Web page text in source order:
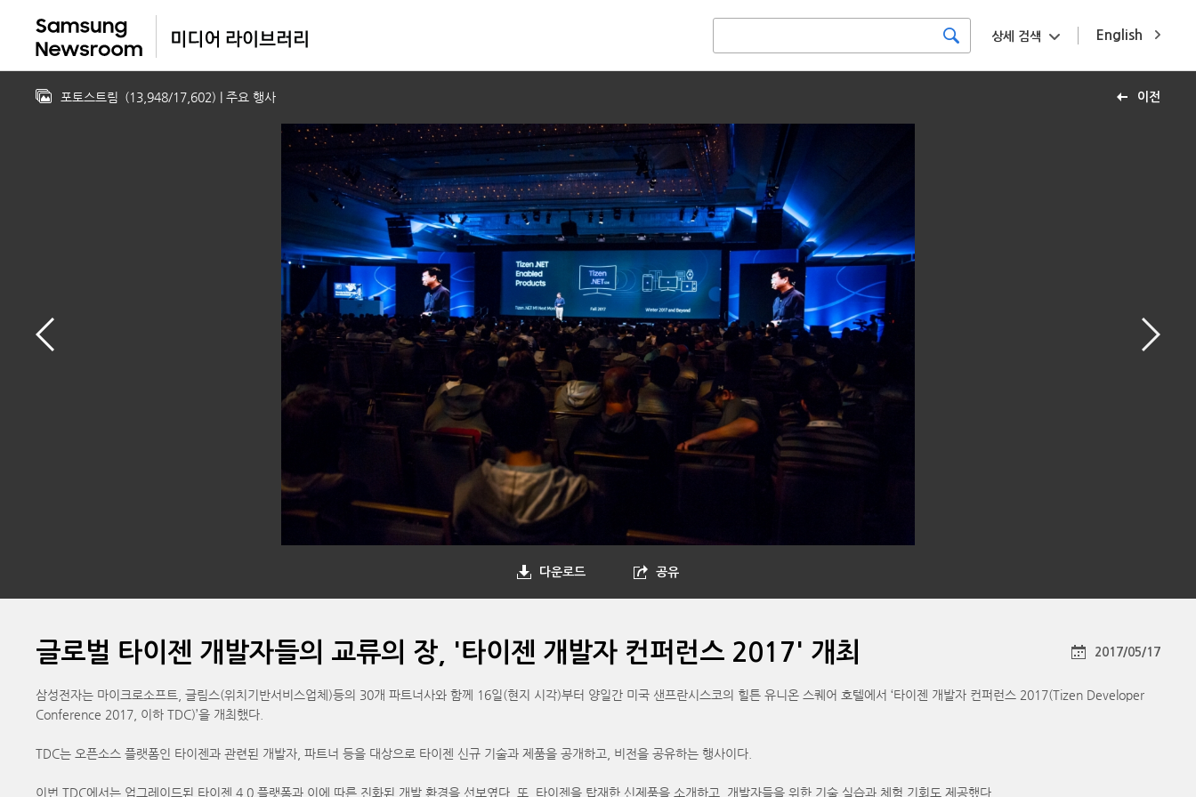
English
상세 검색
이전
포토스트림 (13,948/17,602) | 주요 행사
다운로드 공유
글로벌 타이젠 개발자들의 교류의 장, '타이젠 개발자 컨퍼런스 2017' 개최 2017/05/17
삼성전자는 마이크로소프트, 글림스(위치기반서비스업체)등의 30개 파트너사와 함께 16일(현지 시각)부터 양일간 미국 샌프란시스코의 힐튼 유니온 스퀘어 호텔에서 ‘타이젠 개발자 컨퍼런스 2017(Tizen Developer
Conference 2017, 이하 TDC)’을 개최했다.
TDC는 오픈소스 플랫폼인 타이젠과 관련된 개발자, 파트너 등을 대상으로 타이젠 신규 기술과 제품을 공개하고, 비전을 공유하는 행사이다.
이번 TDC에서는 업그레이드된 타이젠 4.0 플랫폼과 이에 따른 진화된 개발 환경을 선보였다. 또, 타이젠을 탑재한 신제품을 소개하고, 개발자들을 위한 기술 실습과 체험 기회도 제공했다.